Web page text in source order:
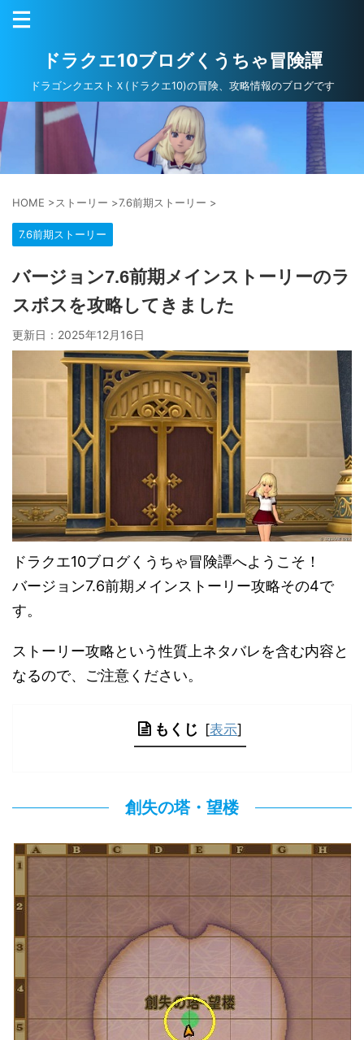
ドラクエ10ブログくうちゃ冒険譚
ドラゴンクエストＸ(ドラクエ10)の冒険、攻略情報のブログです
HOME >ストーリー >7.6前期ストーリー >
7.6前期ストーリー
バージョン7.6前期メインストーリーのラ
スボスを攻略してきました
更新日： 2025年12月16日
ドラクエ10ブログくうちゃ冒険譚へようこそ！
バージョン7.6前期メインストーリー攻略その4で
す。
ストーリー攻略という性質上ネタバレを含む内容と
なるので、ご注意ください。
もくじ [表示]
創失の塔・望楼